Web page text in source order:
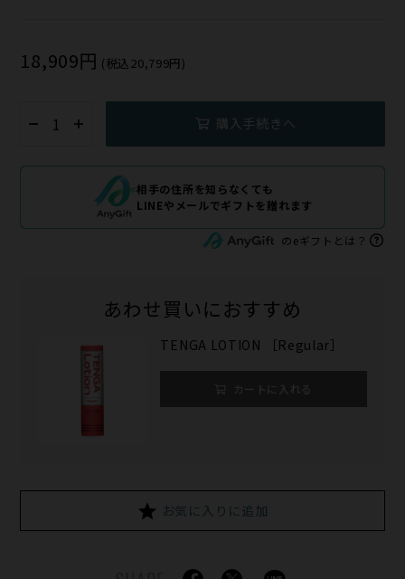
18,909円 (税込20,799円)
購入手続きへ
相手の住所を知らなくても
LINEやメールでギフトを贈れます
のeギフトとは？
あわせ買いにおすすめ
TENGA LOTION ［Regular］
お気に入りに追加